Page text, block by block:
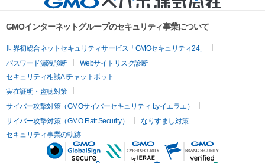
GMOインターネットグループのセキュリティ事業について
世界初総合ネットセキュリティサービス「GMOセキュリティ24」
パスワード漏洩診断
Webサイトリスク診断
セキュリティ相談AIチャットボット
実在証明・盗聴対策
サイバー攻撃対策（GMOサイバーセキュリティ byイエラエ）
サイバー攻撃対策（GMO Flatt Security）
なりすまし対策
セキュリティ事業の軌跡